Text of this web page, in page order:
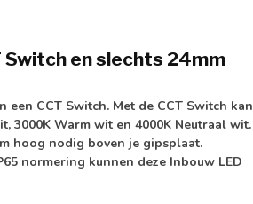
Switch en slechts 24mm
een CCT Switch. Met de CCT Switch kan
3000K Warm wit en 4000K Neutraal wit.
hoog nodig boven je gipsplaat.
normering kunnen deze Inbouw LED